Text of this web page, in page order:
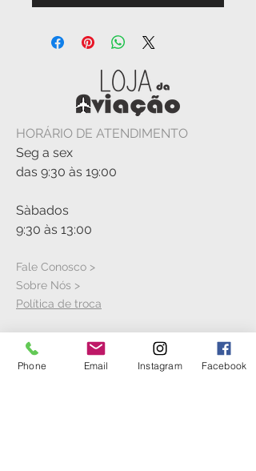
HORÁRIO DE ATENDIMENTO
Seg a sex
das 9:30 às 19:00
Sàbados
9:30 às 13:00
Fale Conosco >
Sobre Nós >
Política de troca
VISITE A LOJA
Phone Email Instagram Facebook